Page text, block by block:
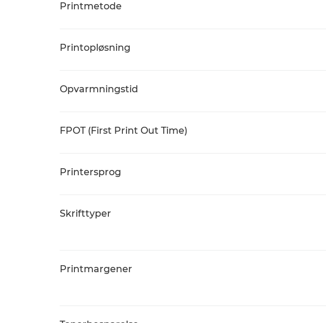
Printmetode
Printopløsning
Opvarmningstid
FPOT (First Print Out Time)
Printersprog
Skrifttyper
Printmargener